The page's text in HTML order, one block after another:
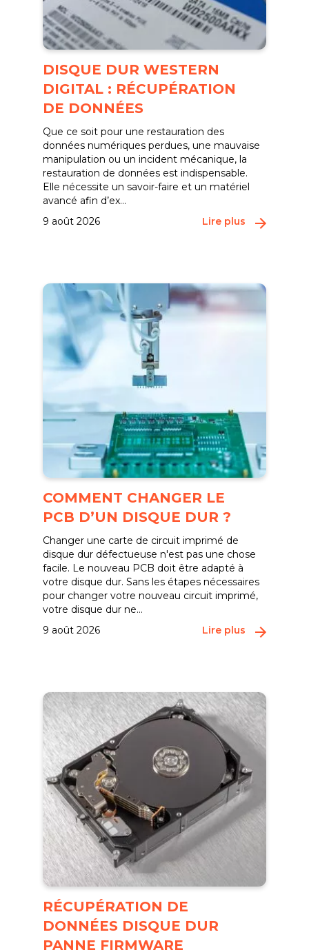
DISQUE DUR WESTERN
DIGITAL : RÉCUPÉRATION
DE DONNÉES
Que ce soit pour une restauration des
données numériques perdues, une mauvaise
manipulation ou un incident mécanique, la
restauration de données est indispensable.
Elle nécessite un savoir-faire et un matériel
avancé afin d’ex...
9 août 2026
Lire plus
COMMENT CHANGER LE
PCB D’UN DISQUE DUR ?
Changer une carte de circuit imprimé de
disque dur défectueuse n'est pas une chose
facile. Le nouveau PCB doit être adapté à
votre disque dur. Sans les étapes nécessaires
pour changer votre nouveau circuit imprimé,
votre disque dur ne...
9 août 2026
Lire plus
RÉCUPÉRATION DE
DONNÉES DISQUE DUR
PANNE FIRMWARE